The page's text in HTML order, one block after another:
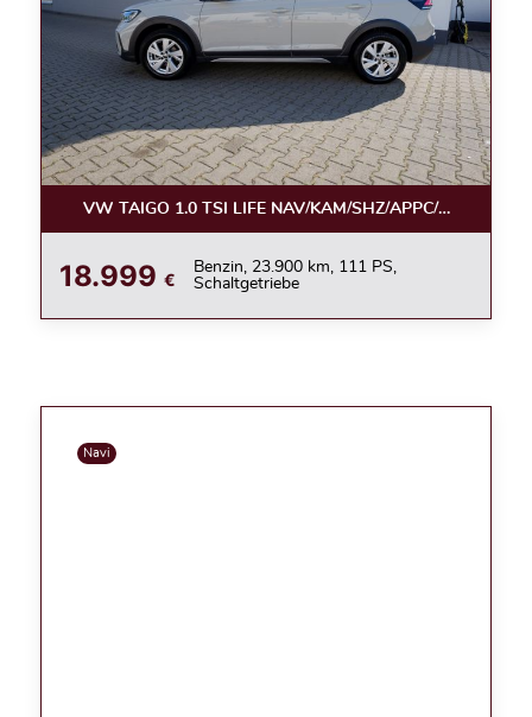
VW TAIGO 1.0 TSI LIFE NAV/KAM/SHZ/APPC/LED/ACC
18.999 €
Benzin, 23.900 km, 111 PS,
Schaltgetriebe
Navi